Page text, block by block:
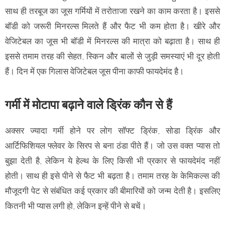
साथ ही तरबूज का जूस गर्मियों में तरोताजा रखने का काम करता है। इससे
बॉडी को जरूरी मिनरल्स मिलते हैं और फैट भी कम होता है। खीरे और
वेजिटेबल का जूस भी बॉडी में मिनरल्स की मात्रा को बढ़ाता है। साथ ही
इससे तमाम तरह की सेहत, स्किन और बालों से जुड़ी समस्याएं भी दूर होती
हैं। दिन में एक गिलास वेजिटेबल जूस पीना काफी फायदेमंद है।
गर्मी में मोटापा बढ़ाने वाले ड्रिंक कौन से हैं
अक्सर ज्यादा गर्मी होने पर लोग सॉफ्ट ड्रिंक, सोडा ड्रिंक और
आर्टिफिशियल फ्लेवर के सिरप से बना ठंडा पीते हैं। जो उस वक्त प्यास तो
बुझा देती है, लेकिन ये हेल्थ के लिए किसी भी प्रकार से फायदेमंद नहीं
होती। साथ ही इसे पीने से फैट भी बढ़ता है। तमाम तरह के केमिकल्स की
मौजूदगी पेट से संबंधित कई प्रकार की बीमारियों को जन्म देती है। इसलिए
कितनी भी प्यास लगी हो, लेकिन इन्हें पीने से बचें।